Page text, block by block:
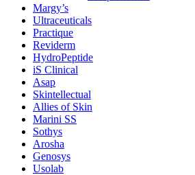
Margy’s
Ultraceuticals
Practique
Reviderm
HydroPeptide
iS Clinical
Asap
Skintellectual
Allies of Skin
Marini SS
Sothys
Arosha
Genosys
Usolab